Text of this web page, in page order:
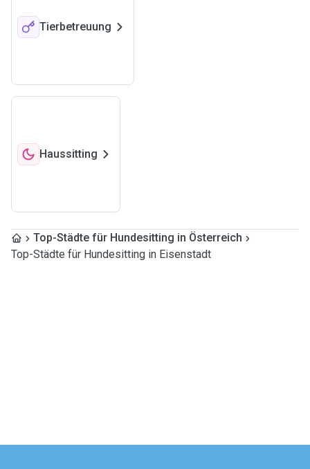
Tierbetreuung
Haussitting
Top-Städte für Hundesitting in Österreich
Top-Städte für Hundesitting in Eisenstadt